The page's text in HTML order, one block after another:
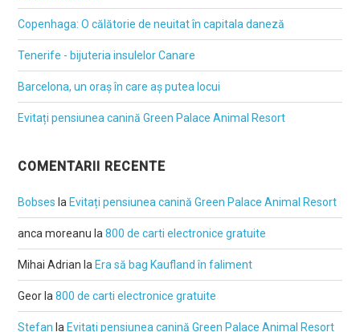
Copenhaga: O călătorie de neuitat în capitala daneză
Tenerife - bijuteria insulelor Canare
Barcelona, un oraș în care aș putea locui
Evitați pensiunea canină Green Palace Animal Resort
COMENTARII RECENTE
Bobses la Evitați pensiunea canină Green Palace Animal Resort
anca moreanu la800 de carti electronice gratuite
Mihai Adrian la Era să bag Kaufland în faliment
Geor la800 de carti electronice gratuite
Stefan la Evitați pensiunea canină Green Palace Animal Resort